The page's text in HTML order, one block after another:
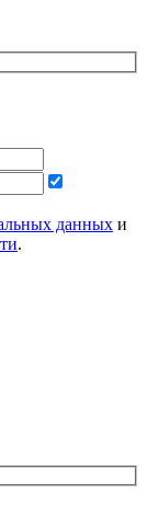
данных и
.